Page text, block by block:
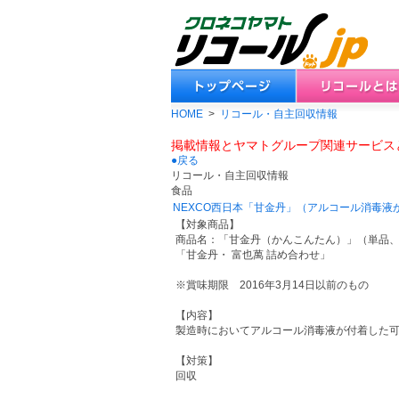
HOME > リコール・自主回収情報
掲載情報とヤマトグループ関連サービ
●戻る
リコール・自主回収情報
食品
NEXCO西日本「甘金丹」（アルコール消毒液
【対象商品】
商品名：「甘金丹（かんこんたん）」（単品
「甘金丹・ 富也萬 詰め合わせ」
※賞味期限 2016年3月14日以前のもの
【内容】
製造時においてアルコール消毒液が付着した
【対策】
回収